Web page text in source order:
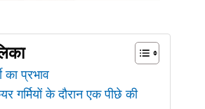
का प्रभाव
गर्मियों के दौरान एक पीछे की